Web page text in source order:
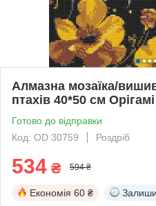
Алмазна мозаїка/
птахів 40*50 см
Готово до відправки
Код: OD 30759
Роздріб
534 ₴ 594 ₴
Економія 60 ₴